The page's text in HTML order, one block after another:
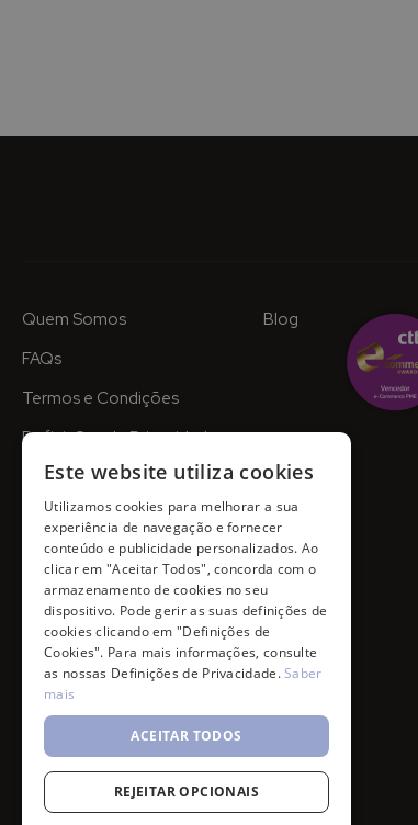
Quem Somos
FAQs
Termos e Condições
Definições de Privacidade
Blog
Este website utiliza cookies
Utilizamos cookies para melhorar a sua
experiência de navegação e fornecer
conteúdo e publicidade personalizados. Ao
clicar em "Aceitar Todos", concorda com o
armazenamento de cookies no seu
dispositivo. Pode gerir as suas definições de
cookies clicando em "Definições de
Cookies". Para mais informações, consulte
as nossas Definições de Privacidade.Saber
mais
ACEITAR TODOS
REJEITAR OPCIONAIS